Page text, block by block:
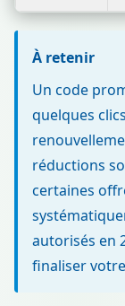
À retenir
Un code
quelques
réductions
certaines
autorisés en
finaliser